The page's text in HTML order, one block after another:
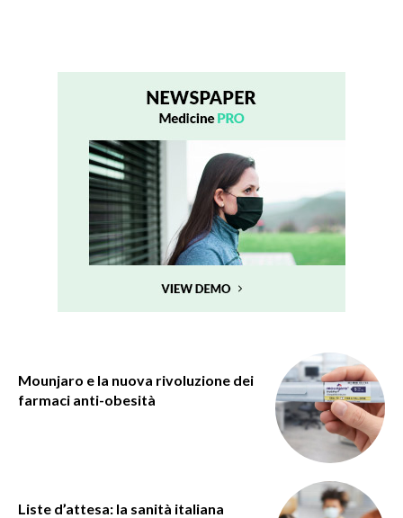
Mounjaro e la nuova rivoluzione dei
farmaci anti-obesità
Liste d’attesa: la sanità italiana